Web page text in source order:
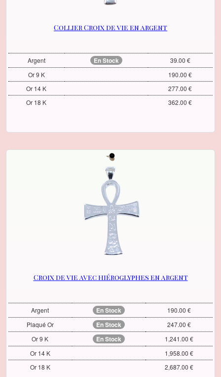
Collier Croix de vie en argent
Argent En Stock
39.00 €
Or 9 K
190.00 €
Or 14 K
277.00 €
Or 18 K
362.00 €
Croix de vie avec hiéroglyphes en argent
Argent En Stock
190.00 €
Plaqué Or
En Stock
247.00 €
Or 9 K
En Stock
1,241.00 €
Or 14 K
1,958.00 €
Or 18 K
2,687.00 €